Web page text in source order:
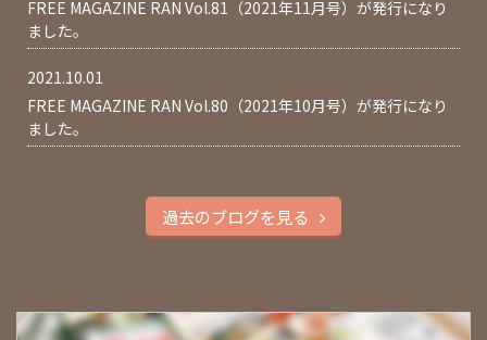
FREE MAGAZINE RAN Vol.81（2021年11月号）が発行になり
ました。
2021.10.01
FREE MAGAZINE RAN Vol.80（2021年10月号）が発行になり
ました。
過去のブログを見る